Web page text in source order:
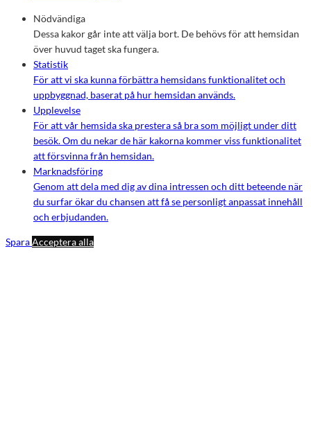
Nödvändiga
Dessa kakor går inte att välja bort. De behövs för att hemsidan
över huvud taget ska fungera.
Statistik
För att vi ska kunna förbättra hemsidans funktionalitet och
uppbyggnad, baserat på hur hemsidan används.
Upplevelse
För att vår hemsida ska prestera så bra som möjligt under ditt
besök. Om du nekar de här kakorna kommer viss funktionalitet
att försvinna från hemsidan.
Marknadsföring
Genom att dela med dig av dina intressen och ditt beteende när
du surfar ökar du chansen att få se personligt anpassat innehåll
och erbjudanden.
SparaAcceptera alla